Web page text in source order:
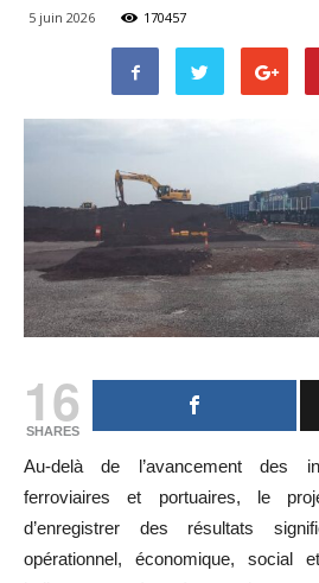
5 juin 2026 170457
16
SHARES
Au-delà de l’avancement des
ferroviaires et portuaires, le
d’enregistrer des résultats
opérationnel, économique, social